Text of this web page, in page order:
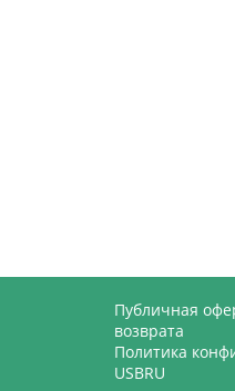
Публичная
возврата
Политика
USBRU